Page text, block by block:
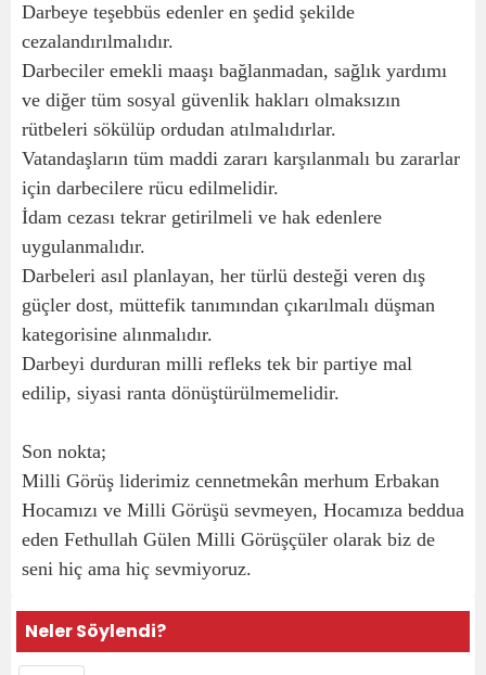
Darbeye teşebbüs edenler en şedid şekilde
cezalandırılmalıdır.
Darbeciler emekli maaşı bağlanmadan, sağlık yardımı
ve diğer tüm sosyal güvenlik hakları olmaksızın
rütbeleri sökülüp ordudan atılmalıdırlar.
Vatandaşların tüm maddi zararı karşılanmalı bu zararlar
için darbecilere rücu edilmelidir.
İdam cezası tekrar getirilmeli ve hak edenlere
uygulanmalıdır.
Darbeleri asıl planlayan, her türlü desteği veren dış
güçler dost, müttefik tanımından çıkarılmalı düşman
kategorisine alınmalıdır.
Darbeyi durduran milli refleks tek bir partiye mal
edilip, siyasi ranta dönüştürülmemelidir.
Son nokta;
Milli Görüş liderimiz cennetmekân merhum Erbakan
Hocamızı ve Milli Görüşü sevmeyen, Hocamıza beddua
eden Fethullah Gülen Milli Görüşçüler olarak biz de
seni hiç ama hiç sevmiyoruz.
Neler Söylendi?